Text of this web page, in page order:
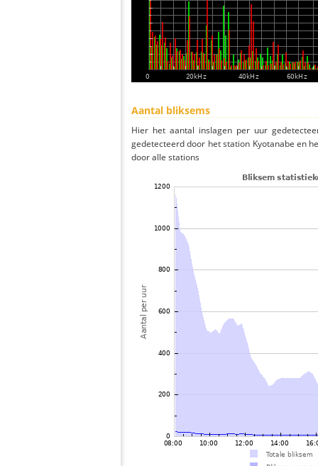
Aantal bliksems
Hier het aantal inslagen per uur
gedetecteerd door het station Kyotanabe en
door alle stations